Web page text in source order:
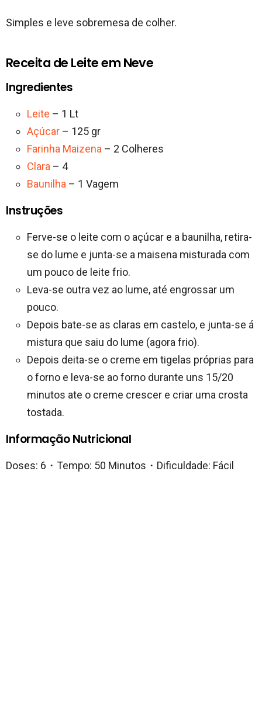
Simples e leve sobremesa de colher.
Receita de Leite em Neve
Ingredientes
Leite – 1 Lt
Açúcar – 125 gr
Farinha Maizena – 2 Colheres
Clara – 4
Baunilha – 1 Vagem
Instruções
Ferve-se o leite com o açúcar e a baunilha, retira-
se do lume e junta-se a maisena misturada com
um pouco de leite frio.
Leva-se outra vez ao lume, até engrossar um
pouco.
Depois bate-se as claras em castelo, e junta-se á
mistura que saiu do lume (agora frio).
Depois deita-se o creme em tigelas próprias para
o forno e leva-se ao forno durante uns 15/20
minutos ate o creme crescer e criar uma crosta
tostada.
Informação Nutricional
Doses: 6・Tempo: 50 Minutos・Dificuldade: Fácil